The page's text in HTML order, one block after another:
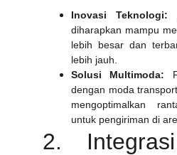
Inovasi Teknologi:
diharapkan mampu
lebih besar dan
lebih jauh.
Solusi Multimoda:
dengan moda
mengoptimalkan
untuk pengiriman di
2.